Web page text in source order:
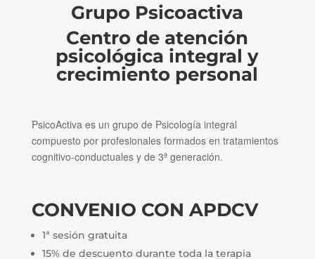
Grupo Psicoactiva
Centro de atención
psicológica integral y
crecimiento personal
PsicoActiva es un grupo de Psicología integral
compuesto por profesionales formados en tratamientos
cognitivo-conductuales y de 3ª generación.
CONVENIO CON APDCV
1ª sesión gratuita
15% de descuento durante toda la terapia